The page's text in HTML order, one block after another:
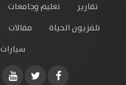
تقارير
تعليم وجامعات
تلفزيون الحياة
مقالات
سيارات